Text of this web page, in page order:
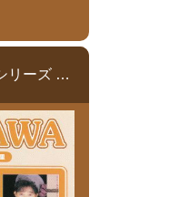
アイドル♥ミラクルバイブルシリーズ 相川恵里